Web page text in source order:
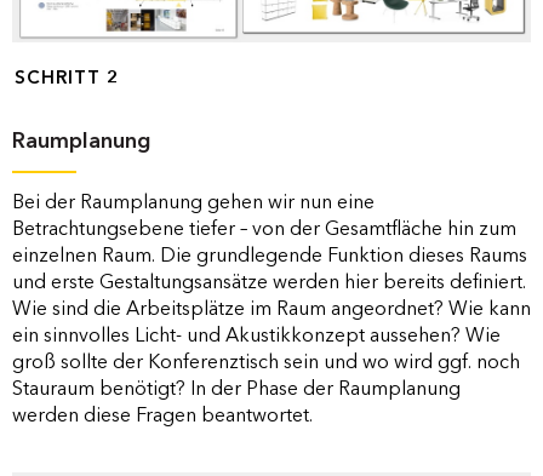
SCHRITT 2
Raumplanung
Bei der Raumplanung gehen wir nun eine
Betrachtungsebene tiefer – von der Gesamtfläche hin zum
einzelnen Raum. Die grundlegende Funktion dieses Raums
und erste Gestaltungsansätze werden hier bereits definiert.
Wie sind die Arbeitsplätze im Raum angeordnet? Wie kann
ein sinnvolles Licht- und Akustikkonzept aussehen? Wie
groß sollte der Konferenztisch sein und wo wird ggf. noch
Stauraum benötigt? In der Phase der Raumplanung
werden diese Fragen beantwortet.